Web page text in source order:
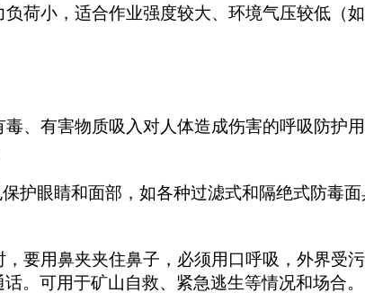
荷小，适合作业强度较大、环境气压较低（
、有害物质吸入对人体造成伤害的呼吸防护
眼睛和面部，如各种过滤式和隔绝式防毒面
要用鼻夹夹住鼻子，必须用口呼吸，外界受
。可用于矿山自救、紧急逃生等情况和场合。